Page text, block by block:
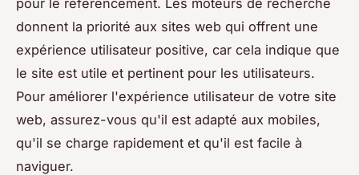
donnent la priorité aux sites web qui offrent une
expérience utilisateur positive, car cela indique que
le site est utile et pertinent pour les utilisateurs.
Pour améliorer l'expérience utilisateur de votre site
web, assurez-vous qu'il est adapté aux mobiles,
qu'il se charge rapidement et qu'il est facile à
naviguer.